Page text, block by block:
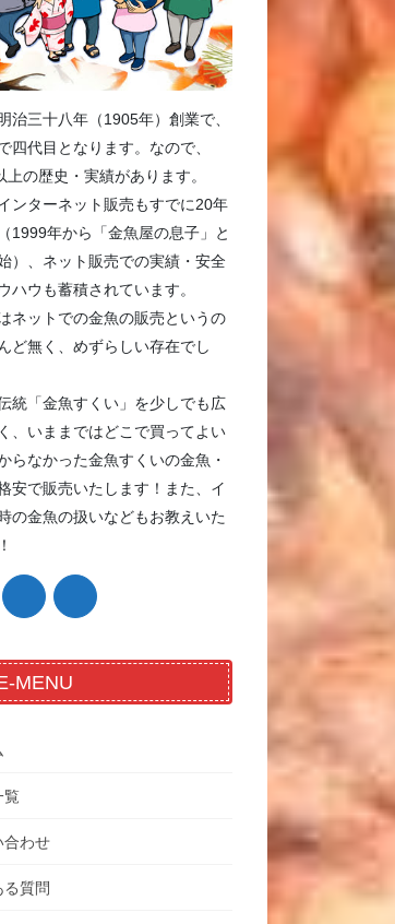
治三十八年（1905年）創業で、
四代目となります。なので、
上の歴史・実績があります。
ンターネット販売もすでに20年
1999年から「金魚屋の息子」と
）、ネット販売での実績・安全
ハウも蓄積されています。
はネットでの金魚の販売というの
ど無く、めずらしい存在でし
統「金魚すくい」を少しでも広
、いままではどこで買ってよい
らなかった金魚すくいの金魚・
安で販売いたします！また、イ
の金魚の扱いなどもお教えいた
MENU
覧
合わせ
る質問